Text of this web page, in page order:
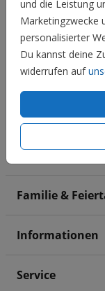
und die Leistung
Marketingzwecke
personalisierter
Du kannst deine
widerrufen auf
Hochzeit
Familie &
Informationen
Service